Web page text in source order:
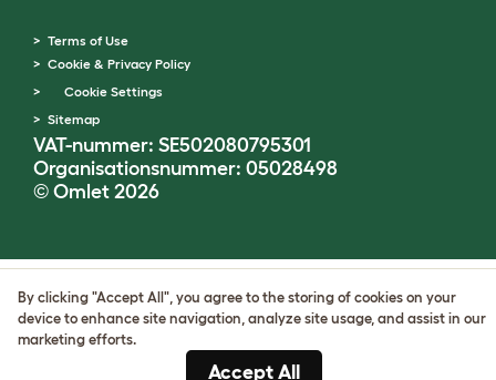
Terms of Use
Cookie & Privacy Policy
Cookie Settings
Sitemap
VAT-nummer: SE502080795301
Organisationsnummer: 05028498
© Omlet 2026
By clicking "Accept All", you agree to the storing of cookies on your
device to enhance site navigation, analyze site usage, and assist in our
marketing efforts.
Accept All